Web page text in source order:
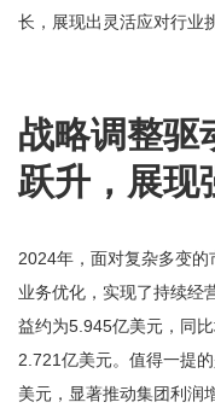
长，展现出灵活应对行业
战略调整驱
跃升，展现
2024年，面对复杂多变
业务优化，实现了持续经
益约为5.945亿美元，同
2.721亿美元。值得一提
美元，显著推动集团利润